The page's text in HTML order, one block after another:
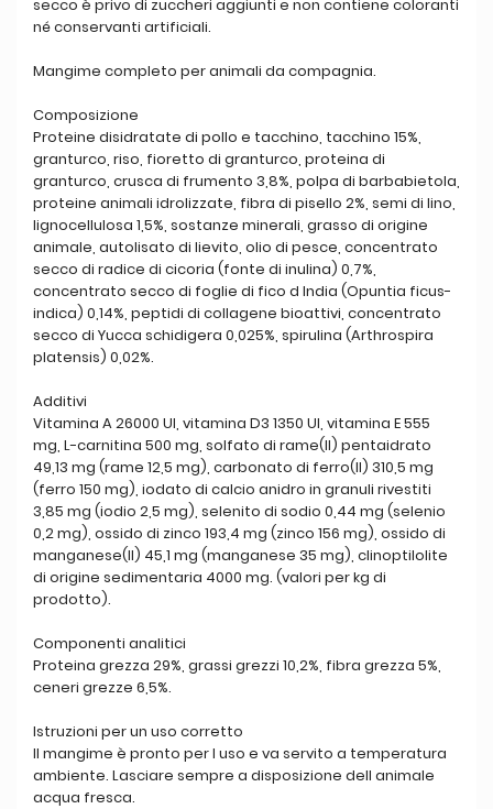
secco è privo di zuccheri aggiunti e non contiene coloranti
né conservanti artificiali.
Mangime completo per animali da compagnia.
Composizione
Proteine disidratate di pollo e tacchino, tacchino 15%,
granturco, riso, fioretto di granturco, proteina di
granturco, crusca di frumento 3,8%, polpa di barbabietola,
proteine animali idrolizzate, fibra di pisello 2%, semi di lino,
lignocellulosa 1,5%, sostanze minerali, grasso di origine
animale, autolisato di lievito, olio di pesce, concentrato
secco di radice di cicoria (fonte di inulina) 0,7%,
concentrato secco di foglie di fico d India (Opuntia ficus-
indica) 0,14%, peptidi di collagene bioattivi, concentrato
secco di Yucca schidigera 0,025%, spirulina (Arthrospira
platensis) 0,02%.
Additivi
Vitamina A 26000 UI, vitamina D3 1350 UI, vitamina E 555
mg, L-carnitina 500 mg, solfato di rame(II) pentaidrato
49,13 mg (rame 12,5 mg), carbonato di ferro(II) 310,5 mg
(ferro 150 mg), iodato di calcio anidro in granuli rivestiti
3,85 mg (iodio 2,5 mg), selenito di sodio 0,44 mg (selenio
0,2 mg), ossido di zinco 193,4 mg (zinco 156 mg), ossido di
manganese(II) 45,1 mg (manganese 35 mg), clinoptilolite
di origine sedimentaria 4000 mg. (valori per kg di
prodotto).
Componenti analitici
Proteina grezza 29%, grassi grezzi 10,2%, fibra grezza 5%,
ceneri grezze 6,5%.
Istruzioni per un uso corretto
Il mangime è pronto per l uso e va servito a temperatura
ambiente. Lasciare sempre a disposizione dell animale
acqua fresca.